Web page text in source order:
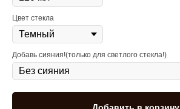
Цвет стекла
Добавь сияния!(только для светлого стекла!)